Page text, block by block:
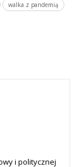
walka z pandemią
i politycznej